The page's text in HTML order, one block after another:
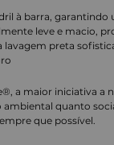
à barra, garantindo
leve e macio,
preta
a maior iniciativa a
quanto
que possível.